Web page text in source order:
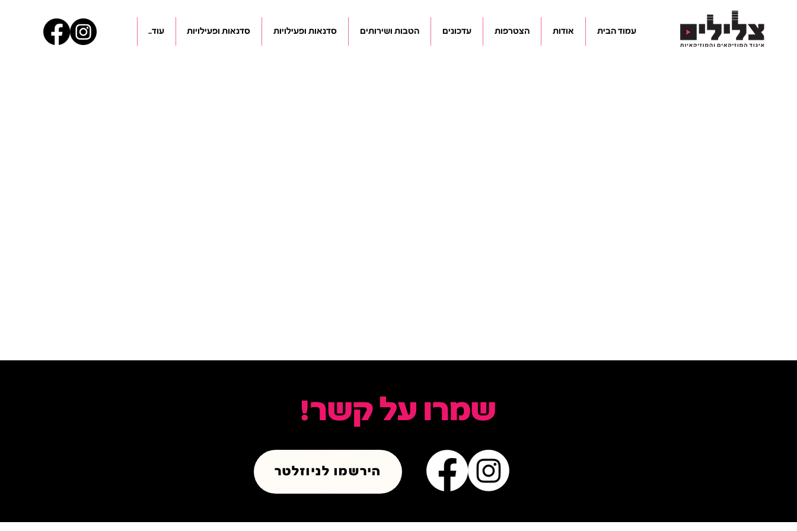
עמוד הבית אודות הצטרפות עדכונים הטבות ושירותים סדנאות ופעילויות סדנאות ופעילויות עוד..
שמרו על קשר!
הירשמו לניוזלטר